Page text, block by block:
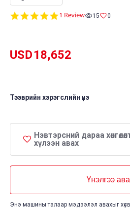
5.0
1 Review 15 0
USD18,652
Тээврийн хэрэгслийн үнэ
Нэвтэрсний дараа
хүлээн авах
Үнэлгээ
Энэ машины талаар мэдээлэл авахыг